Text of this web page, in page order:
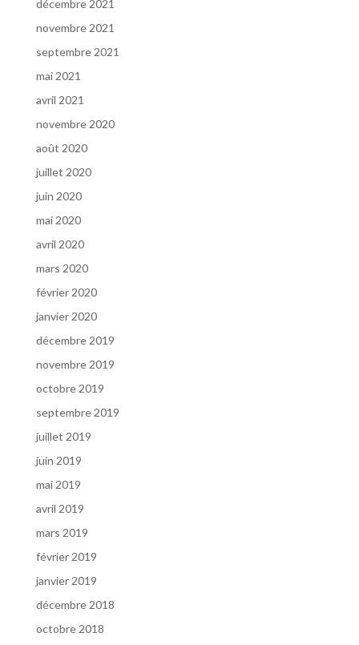
décembre 2021
novembre 2021
septembre 2021
mai 2021
avril 2021
novembre 2020
août 2020
juillet 2020
juin 2020
mai 2020
avril 2020
mars 2020
février 2020
janvier 2020
décembre 2019
novembre 2019
octobre 2019
septembre 2019
juillet 2019
juin 2019
mai 2019
avril 2019
mars 2019
février 2019
janvier 2019
décembre 2018
octobre 2018